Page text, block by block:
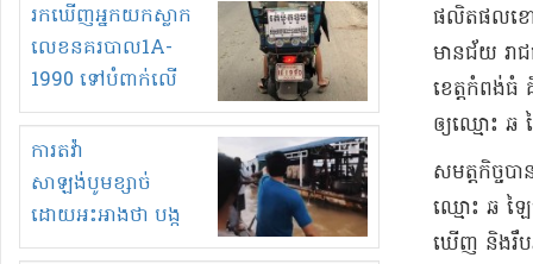
រកឃើញអ្នកយកស្លាក
លេខនគរបាល1A-
1990 ទៅបំពាក់លើ
ម៉ូតូរបស់ខ្លួន ដាកផ្លាក
រត់ឌុបហើយ
ការតវ៉ា
សាឡង់បូមខ្សាច់
ដោយអះអាងថា បង្ក
បាក់ច្រាំងទន្លេ និង
ផលិតផល​ខោ​
មានជ័យ រា
ខេត្តកំពង់
ឲ្យ​ឈ្មោះ
សម​ត្ត​កិច្ច​ប
ឈ្មោះ ឆ ឡៃ​
ឃើញ និង​រឹប